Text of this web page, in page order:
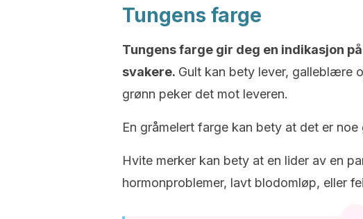
Tungens farge
Tungens farge gir deg en indikasjon
svakere. Gult kan bety lever, galleblære
grønn peker det mot leveren.
En gråmelert farge kan bety at det er
Hvite merker kan bety at en lider av en
hormonproblemer, lavt blodomløp, eller